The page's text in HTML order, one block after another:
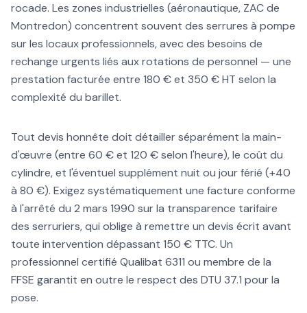
rocade. Les zones industrielles (aéronautique, ZAC de
Montredon) concentrent souvent des serrures à pompe
sur les locaux professionnels, avec des besoins de
rechange urgents liés aux rotations de personnel — une
prestation facturée entre 180 € et 350 € HT selon la
complexité du barillet.
Tout devis honnête doit détailler séparément la main-
d'œuvre (entre 60 € et 120 € selon l'heure), le coût du
cylindre, et l'éventuel supplément nuit ou jour férié (+40
à 80 €). Exigez systématiquement une facture conforme
à l'arrêté du 2 mars 1990 sur la transparence tarifaire
des serruriers, qui oblige à remettre un devis écrit avant
toute intervention dépassant 150 € TTC. Un
professionnel certifié Qualibat 6311 ou membre de la
FFSE garantit en outre le respect des DTU 37.1 pour la
pose.